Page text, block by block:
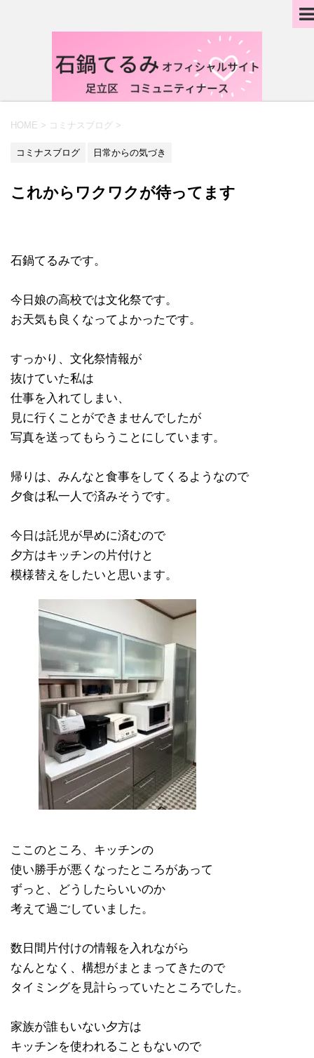
HOME > コミナスブログ >
コミナスブログ 日常からの気づき
これからワクワクが待ってます
石鍋てるみです。
今日娘の高校では文化祭です。
お天気も良くなってよかったです。
すっかり、文化祭情報が
抜けていた私は
仕事を入れてしまい、
見に行くことができませんでしたが
写真を送ってもらうことにしています。
帰りは、みんなと食事をしてくるようなので
夕食は私一人で済みそうです。
今日は託児が早めに済むので
夕方はキッチンの片付けと
模様替えをしたいと思います。
ここのところ、キッチンの
使い勝手が悪くなったところがあって
ずっと、どうしたらいいのか
考えて過ごしていました。
数日間片付けの情報を入れながら
なんとなく、構想がまとまってきたので
タイミングを見計らっていたところでした。
家族が誰もいない夕方は
キッチンを使われることもないので